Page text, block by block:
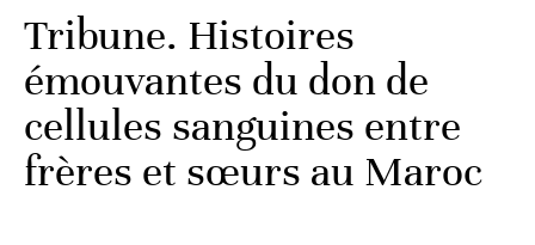
Tribune. Histoires
émouvantes du don de
cellules sanguines entre
frères et sœurs au Maroc